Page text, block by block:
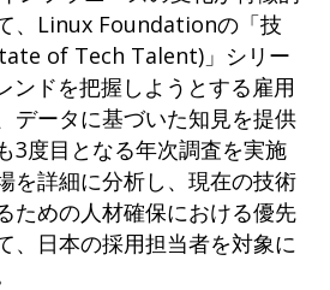
、Linux Foundationの「技
of Tech Talent)」シリー
ンドを把握しようとする雇用
データに基づいた知見を提供
3度目となる年次調査を実施
を詳細に分析し、現在の技術
ための人材確保における優先
、日本の採用担当者を対象に